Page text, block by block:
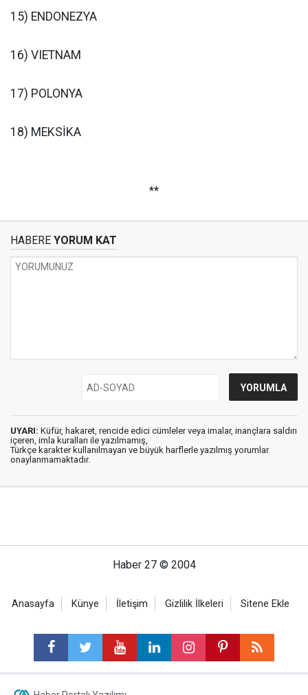
15) ENDONEZYA
16) VIETNAM
17) POLONYA
18) MEKSİKA
**
HABERE YORUM KAT
UYARI: Küfür, hakaret, rencide edici cümleler veya imalar, inançlara saldırı
içeren, imla kuralları ile yazılmamış,
Türkçe karakter kullanılmayan ve büyük harflerle yazılmış yorumlar
onaylanmamaktadır.
Haber 27 © 2004
Anasayfa Künye İletişim Gizlilik İlkeleri Sitene Ekle